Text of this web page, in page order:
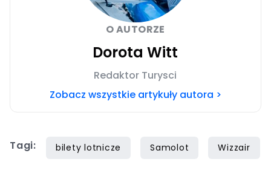
O AUTORZE
Dorota Witt
Redaktor Turysci
Zobacz wszystkie artykuły autora >
Tagi: bilety lotnicze Samolot Wizzair